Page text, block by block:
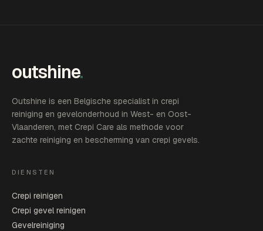
outshine.
Outshine is een Belgische specialist in crepi
reiniging en gevelonderhoud in West- en Oost-
Vlaanderen, met Crepi Care als methode voor
zachte reiniging en bescherming van crepi gevels.
DIENSTEN
Crepi reinigen
Crepi gevel reinigen
Gevelreiniging